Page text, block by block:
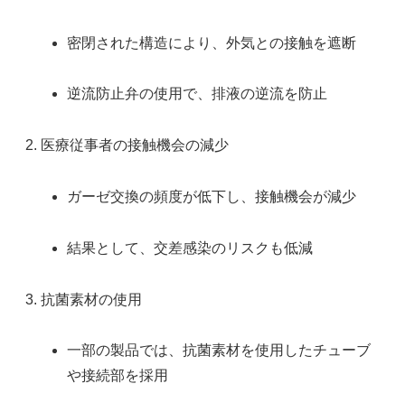
密閉された構造により、外気との接触を遮断
逆流防止弁の使用で、排液の逆流を防止
医療従事者の接触機会の減少
ガーゼ交換の頻度が低下し、接触機会が減少
結果として、交差感染のリスクも低減
抗菌素材の使用
一部の製品では、抗菌素材を使用したチューブ
や接続部を採用